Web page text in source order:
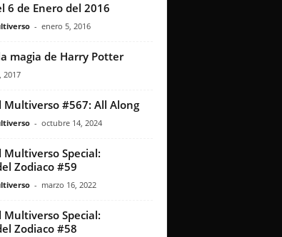
6 de Enero del 2016
- enero 5, 2016
magia de Harry Potter
2017
Multiverso #567: All Along
- octubre 14, 2024
Multiverso Special:
Zodiaco #59
- marzo 16, 2022
Multiverso Special:
Zodiaco #58